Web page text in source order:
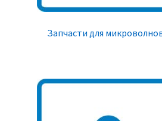
Запчасти для